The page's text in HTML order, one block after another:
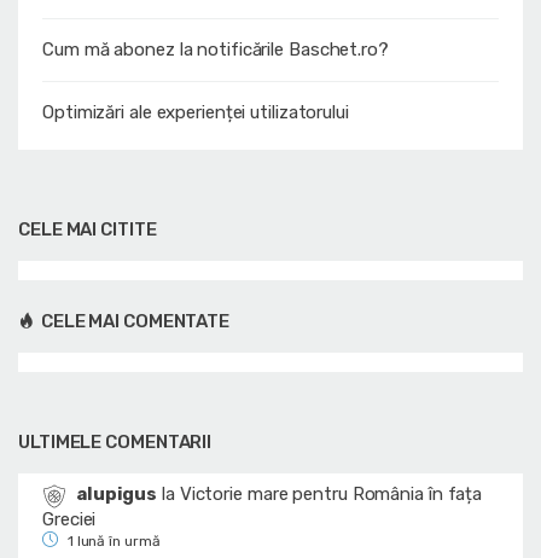
Cum mă abonez la notificările Baschet.ro?
Optimizări ale experienței utilizatorului
CELE MAI CITITE
CELE MAI COMENTATE
ULTIMELE COMENTARII
alupigus la Victorie mare pentru România în fața
Greciei
1 lună în urmă